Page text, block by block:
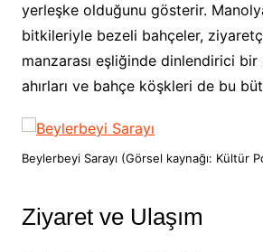
yerleşke olduğunu gösterir.
bitkileriyle bezeli bahçeler,
manzarası eşliğinde dinlendirici bir
ahırları ve bahçe köşkleri de bu
Beylerbeyi Sarayı (Görsel kaynağı: Kültür
Ziyaret ve Ulaşım